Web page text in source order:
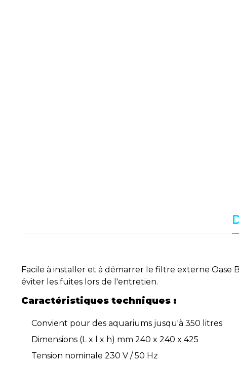
Facile à installer et à démarrer le filtre externe
éviter les fuites lors de l'entretien.
Caractéristiques techniques :
Convient pour des aquariums jusqu'à 350 litres
Dimensions (L x l x h) mm 240 x 240 x 425
Tension nominale 230 V / 50 Hz